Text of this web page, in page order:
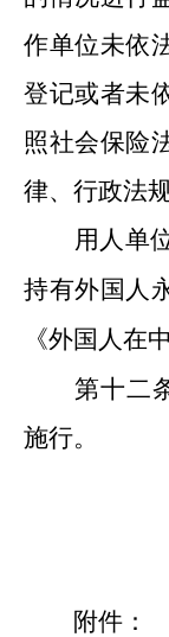
作单位未依
登记或者未
照社会保险
律、行政法
用人单
持有外国人
《外国人在
第十二
施行。
附件：